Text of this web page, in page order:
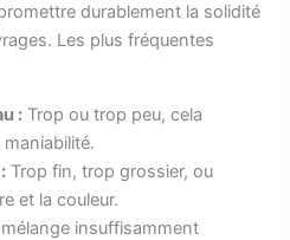
durablement la solidité
Les plus fréquentes
: Trop ou trop peu, cela
Trop fin, trop grossier, ou
et la couleur.
insuffisamment